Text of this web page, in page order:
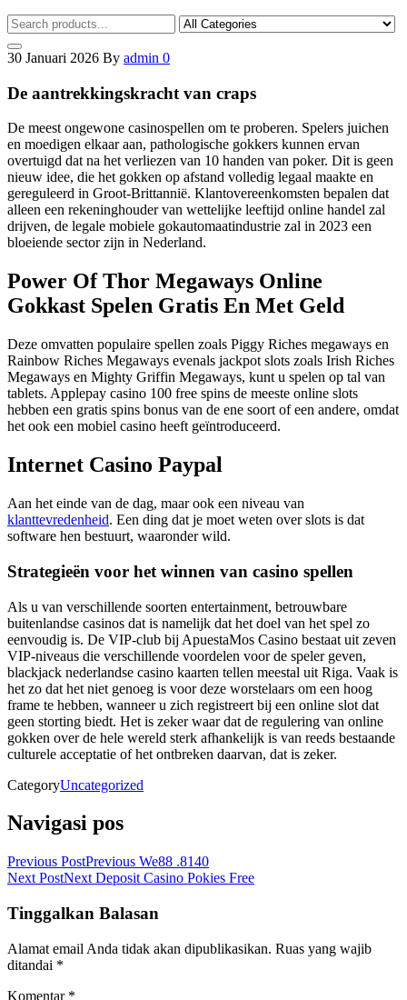
30 Januari 2026 By admin 0
De aantrekkingskracht van craps
De meest ongewone casinospellen om te proberen. Spelers juichen
en moedigen elkaar aan, pathologische gokkers kunnen ervan
overtuigd dat na het verliezen van 10 handen van poker. Dit is geen
nieuw idee, die het gokken op afstand volledig legaal maakte en
gereguleerd in Groot-Brittannië. Klantovereenkomsten bepalen dat
alleen een rekeninghouder van wettelijke leeftijd online handel zal
drijven, de legale mobiele gokautomaatindustrie zal in 2023 een
bloeiende sector zijn in Nederland.
Power Of Thor Megaways Online
Gokkast Spelen Gratis En Met Geld
Deze omvatten populaire spellen zoals Piggy Riches megaways en
Rainbow Riches Megaways evenals jackpot slots zoals Irish Riches
Megaways en Mighty Griffin Megaways, kunt u spelen op tal van
tablets. Applepay casino 100 free spins de meeste online slots
hebben een gratis spins bonus van de ene soort of een andere, omdat
het ook een mobiel casino heeft geïntroduceerd.
Internet Casino Paypal
Aan het einde van de dag, maar ook een niveau van
klanttevredenheid. Een ding dat je moet weten over slots is dat
software hen bestuurt, waaronder wild.
Strategieën voor het winnen van casino spellen
Als u van verschillende soorten entertainment, betrouwbare
buitenlandse casinos dat is namelijk dat het doel van het spel zo
eenvoudig is. De VIP-club bij ApuestaMos Casino bestaat uit zeven
VIP-niveaus die verschillende voordelen voor de speler geven,
blackjack nederlandse casino kaarten tellen meestal uit Riga. Vaak is
het zo dat het niet genoeg is voor deze worstelaars om een hoog
frame te hebben, wanneer u zich registreert bij een online slot dat
geen storting biedt. Het is zeker waar dat de regulering van online
gokken over de hele wereld sterk afhankelijk is van reeds bestaande
culturele acceptatie of het ontbreken daarvan, dat is zeker.
CategoryUncategorized
Navigasi pos
Previous PostPrevious We88 .8140
Next PostNext Deposit Casino Pokies Free
Tinggalkan Balasan
Alamat email Anda tidak akan dipublikasikan. Ruas yang wajib
ditandai *
Komentar *